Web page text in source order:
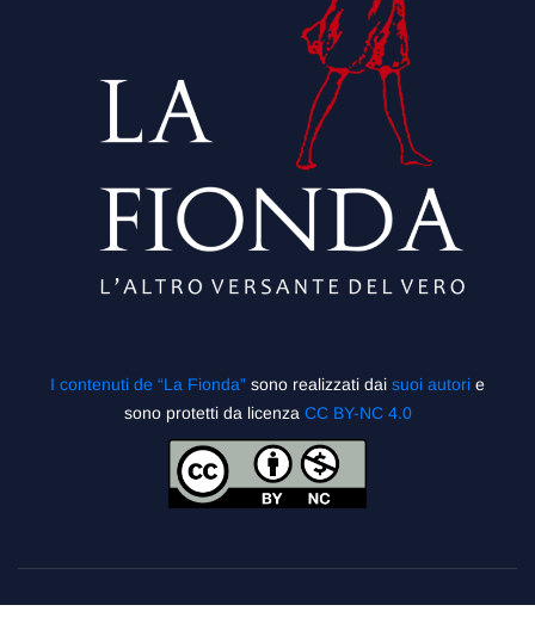
I contenuti de “La Fionda” sono realizzati dai suoi autori e
sono protetti da licenza CC BY-NC 4.0